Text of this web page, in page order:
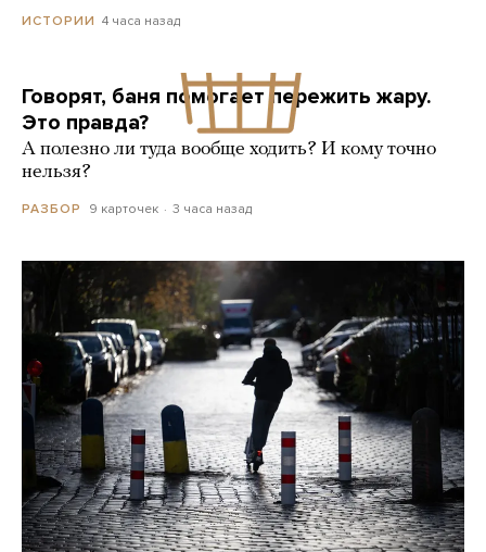
ИСТОРИИ 4 часа назад
Говорят, баня помогает пережить жару.
Это правда?
А полезно ли туда вообще ходить? И кому точно
нельзя?
РАЗБОР 9 карточек 3 часа назад